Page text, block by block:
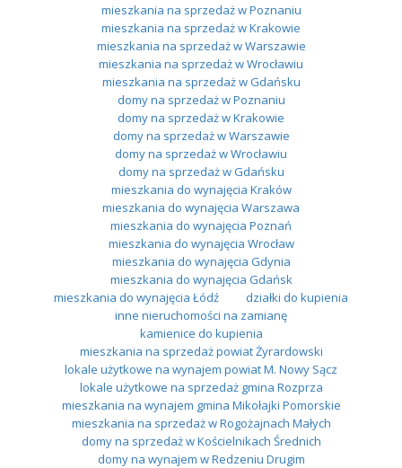
mieszkania na sprzedaż w Poznaniu
mieszkania na sprzedaż w Krakowie
mieszkania na sprzedaż w Warszawie
mieszkania na sprzedaż w Wrocławiu
mieszkania na sprzedaż w Gdańsku
domy na sprzedaż w Poznaniu
domy na sprzedaż w Krakowie
domy na sprzedaż w Warszawie
domy na sprzedaż w Wrocławiu
domy na sprzedaż w Gdańsku
mieszkania do wynajęcia Kraków
mieszkania do wynajęcia Warszawa
mieszkania do wynajęcia Poznań
mieszkania do wynajęcia Wrocław
mieszkania do wynajęcia Gdynia
mieszkania do wynajęcia Gdańsk
mieszkania do wynajęcia Łódź
działki do kupienia
inne nieruchomości na zamianę
kamienice do kupienia
mieszkania na sprzedaż powiat Żyrardowski
lokale użytkowe na wynajem powiat M. Nowy Sącz
lokale użytkowe na sprzedaż gmina Rozprza
mieszkania na wynajem gmina Mikołajki Pomorskie
mieszkania na sprzedaż w Rogożajnach Małych
domy na sprzedaż w Kościelnikach Średnich
domy na wynajem w Redzeniu Drugim